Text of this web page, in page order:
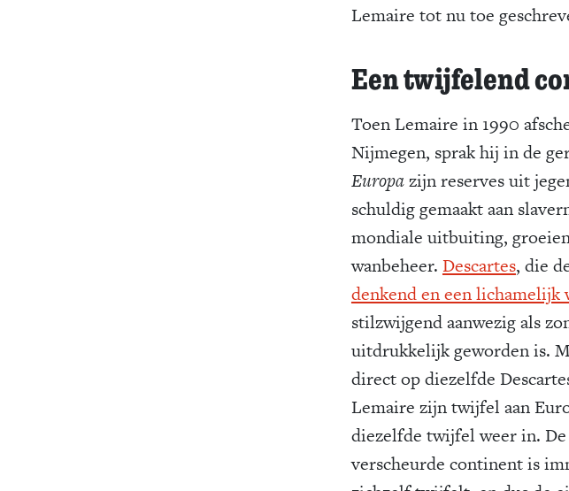
Lemaire tot nu toe
Een twijfelend
Toen Lemaire in 1990
Nijmegen, sprak hij in de
Europazijn reserves uit
schuldig gemaakt aan
mondiale uitbuiting,
wanbeheer. Descartes, die
denkend en een lichamelijk
stilzwijgend aanwezig als
uitdrukkelijk geworden is.
direct op diezelfde
Lemaire zijn twijfel aan
diezelfde twijfel weer in.
verscheurde continent is